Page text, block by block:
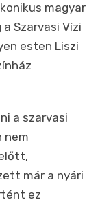
magyar
Szarvasi Vízi
esten Liszi
a szarvasi
nem
már a nyári
ez